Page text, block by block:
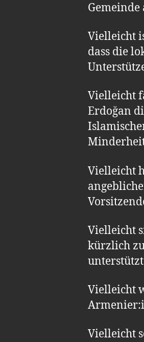
Vielleicht
dass die
Vielleicht
Erdoğan
Vielleicht
Vielleicht
kürzlich
Vielleicht
Vielleicht